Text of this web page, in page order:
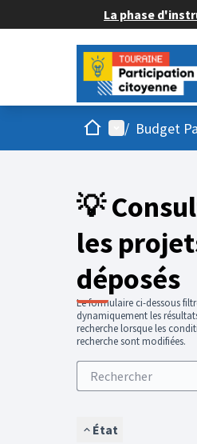
La phase
AccueilMenu principal
/ Budget
💡
les
déposés
Le formulaire ci-dessous
dynamiquement les
recherche lorsque les
recherche sont modifiées.
État